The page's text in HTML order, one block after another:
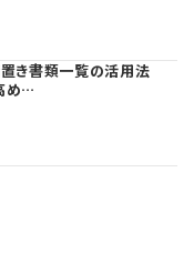
き書類一覧の活用法
め…